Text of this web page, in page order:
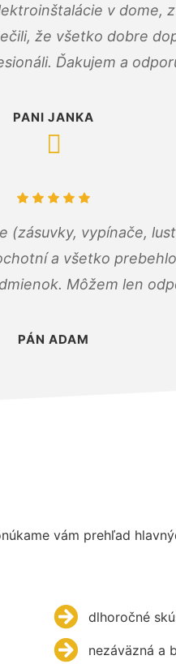
v dome,
že všetko dobre
Ďakujem a
PANI JANKA
(zásuvky, vypínače,
a všetko
Môžem len
PÁN ADAM
vám prehľad
dlhoročné
nezáväzná a